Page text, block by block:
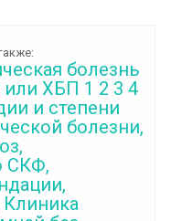
болезнь
или ХБП 1 2 3 4
и степени
болезни,
СКФ,